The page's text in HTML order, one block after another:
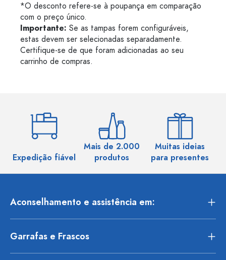
*O desconto refere-se à poupança em comparação
com o preço único.
Importante: Se as tampas forem configuráveis,
estas devem ser selecionadas separadamente.
Certifique-se de que foram adicionadas ao seu
carrinho de compras.
Expedição fiável
Mais de 2.000
produtos
Muitas ideias
para presentes
Aconselhamento e assistência em:
Garrafas e Frascos